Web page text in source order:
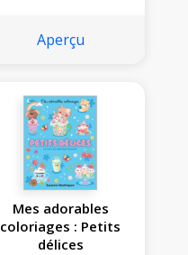
Aperçu
Mes adorables
coloriages : Petits
délices